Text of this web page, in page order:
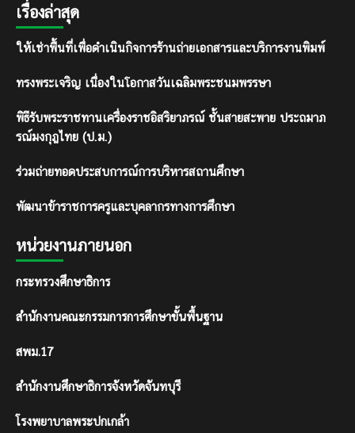
เรื่องล่าสุด
ให้เช่าพื้นที่เพื่อดำเนินกิจการร้านถ่ายเอกสารและบริการงานพิมพ์
ทรงพระเจริญ เนื่องในโอกาสวันเฉลิมพระชนมพรรษา
พิธีรับพระราชทานเครื่องราชอิสริยาภรณ์ ชั้นสายสะพาย ประถมาภ
รณ์มงกุฎไทย (ป.ม.)
ร่วมถ่ายทอดประสบการณ์การบริหารสถานศึกษา
พัฒนาข้าราชการครูและบุคลากรทางการศึกษา
หน่วยงานภายนอก
กระทรวงศึกษาธิการ
สำนักงานคณะกรรมการการศึกษาขั้นพื้นฐาน
สพม.17
สำนักงานศึกษาธิการจังหวัดจันทบุรี
โรงพยาบาลพระปกเกล้า